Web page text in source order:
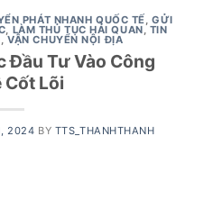
PHÁT NHANH QUỐC TẾ,GỬI
, LÀM THỦ TỤC HẢI QUAN, TIN
,VẬN CHUYỂN NỘI ĐỊA
Đầu Tư Vào Công
Cốt Lõi
2024 BY TTS_THANHTHANH